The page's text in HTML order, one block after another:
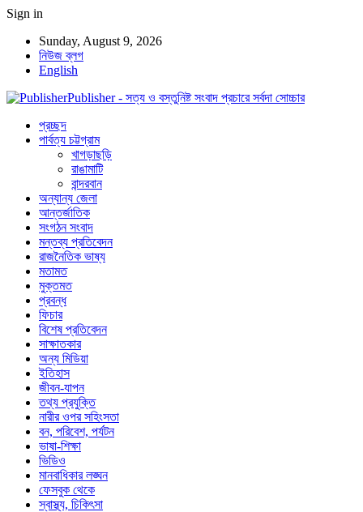
Sign in
Sunday, August 9, 2026
নিউজ ব্লগ
English
Publisher - সত্য ও বস্তুনিষ্ট সংবাদ প্রচারে সর্বদা সোচ্চার
প্রচ্ছদ
পার্বত্য চট্টগ্রাম
খাগড়াছড়ি
রাঙামাটি
বান্দরবান
অন্যান্য জেলা
আন্তর্জাতিক
সংগঠন সংবাদ
মন্তব্য প্রতিবেদন
রাজনৈতিক ভাষ্য
মতামত
মুক্তমত
প্রবন্ধ
ফিচার
বিশেষ প্রতিবেদন
সাক্ষাতকার
অন্য মিডিয়া
ইতিহাস
জীবন-যাপন
তথ্য প্রযুক্তি
নারীর ওপর সহিংসতা
বন, পরিবেশ, পর্যটন
ভাষা-শিক্ষা
ভিডিও
মানবাধিকার লঙ্ঘন
ফেসবুক থেকে
স্বাস্থ্য, চিকিৎসা